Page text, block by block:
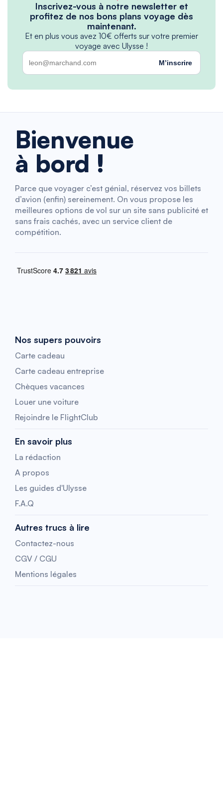
Inscrivez-vous à notre newsletter et
profitez de nos bons plans voyage dès
maintenant.
Et en plus vous avez 10€ offerts sur votre premier
voyage avec Ulysse !
M’inscrire
Bienvenue
à bord !
Parce que voyager c’est génial, réservez vos billets
d’avion (enfin) sereinement. On vous propose les
meilleures options de vol sur un site sans publicité et
sans frais cachés, avec un service client de
compétition.
Nos supers pouvoirs
Carte cadeau
Carte cadeau entreprise
Chèques vacances
Louer une voiture
Rejoindre le FlightClub
En savoir plus
La rédaction
A propos
Les guides d'Ulysse
F.A.Q
Autres trucs à lire
Contactez-nous
CGV / CGU
Mentions légales